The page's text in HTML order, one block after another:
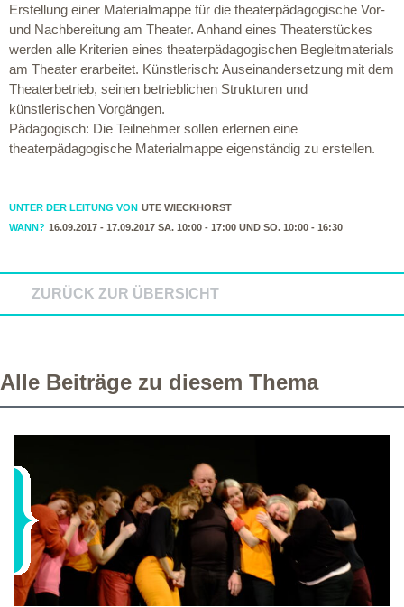
Erstellung einer Materialmappe für die theaterpädagogische Vor-
und Nachbereitung am Theater. Anhand eines Theaterstückes
werden alle Kriterien eines theaterpädagogischen Begleitmaterials
am Theater erarbeitet. Künstlerisch: Auseinandersetzung mit dem
Theaterbetrieb, seinen betrieblichen Strukturen und
künstlerischen Vorgängen.
Pädagogisch: Die Teilnehmer sollen erlernen eine
theaterpädagogische Materialmappe eigenständig zu erstellen.
UNTER DER LEITUNG VON UTE WIECKHORST
WANN? 16.09.2017 - 17.09.2017 SA. 10:00 - 17:00 UND SO. 10:00 - 16:30
ZURÜCK ZUR ÜBERSICHT
Alle Beiträge zu diesem Thema